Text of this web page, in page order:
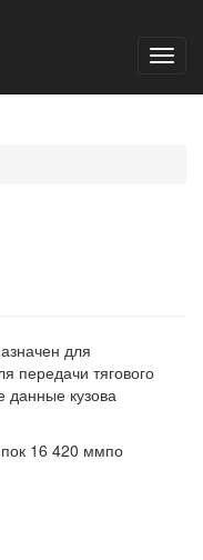
для
передачи тягового
данные кузова
16 420 ммпо